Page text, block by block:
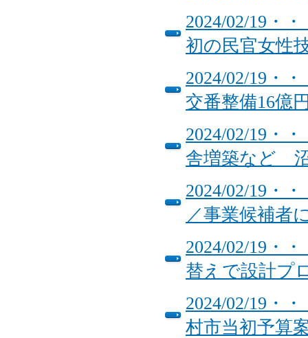
2024/02/19・
初の民官女性
2024/02/19・
交番整備16億
2024/02/19・
舎増築など
2024/02/19・
／事業候補者
2024/02/19・
替えで設計プ
2024/02/19・
村市当初予算